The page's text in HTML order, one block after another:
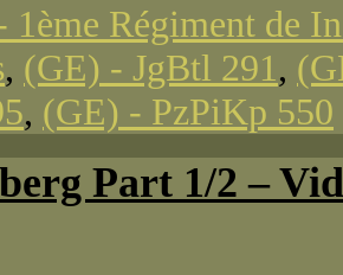
1ème Régiment de
, (GE) - JgBtl 291 ,
, (GE) - PzPiKp 550
Part 1/2 –